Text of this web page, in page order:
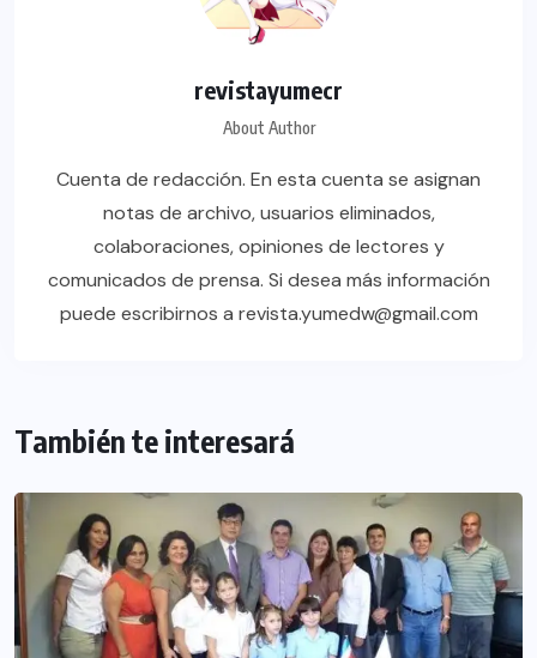
revistayumecr
About Author
Cuenta de redacción. En esta cuenta se asignan
notas de archivo, usuarios eliminados,
colaboraciones, opiniones de lectores y
comunicados de prensa. Si desea más información
puede escribirnos a revista.yumedw@gmail.com
También te interesará